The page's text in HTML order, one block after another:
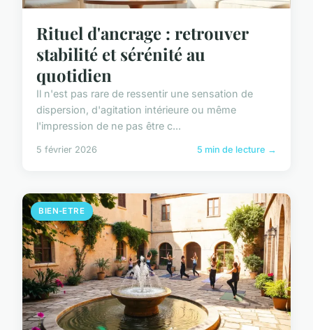
Rituel d'ancrage : retrouver
stabilité et sérénité au
quotidien
Il n'est pas rare de ressentir une sensation de
dispersion, d'agitation intérieure ou même
l'impression de ne pas être c...
5 février 2026 5 min de lecture →
BIEN-ETRE